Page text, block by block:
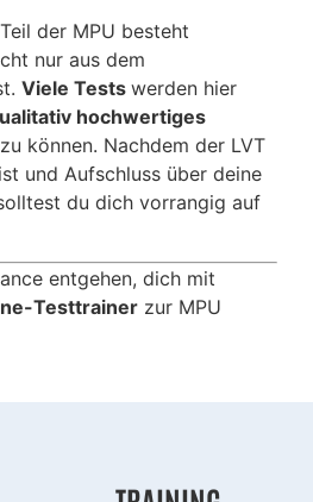
der MPU besteht
nur aus dem
Viele Tests werden hier
hochwertiges
können. Nachdem der LVT
und Aufschluss über deine
du dich vorrangig auf
entgehen, dich mit
Testtrainer zur MPU